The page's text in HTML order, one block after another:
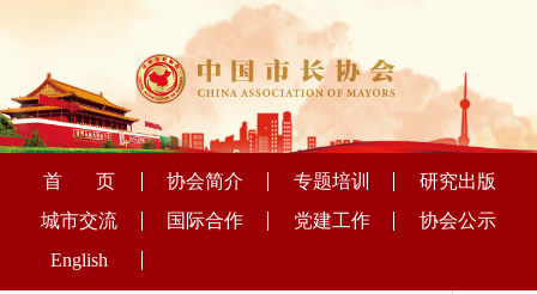
首 页 协会简介 专题培训
研究出版
城市交流
国际合作 党建工作
协会公示
English